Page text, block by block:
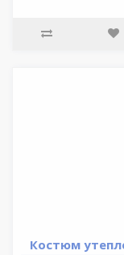
Костюм